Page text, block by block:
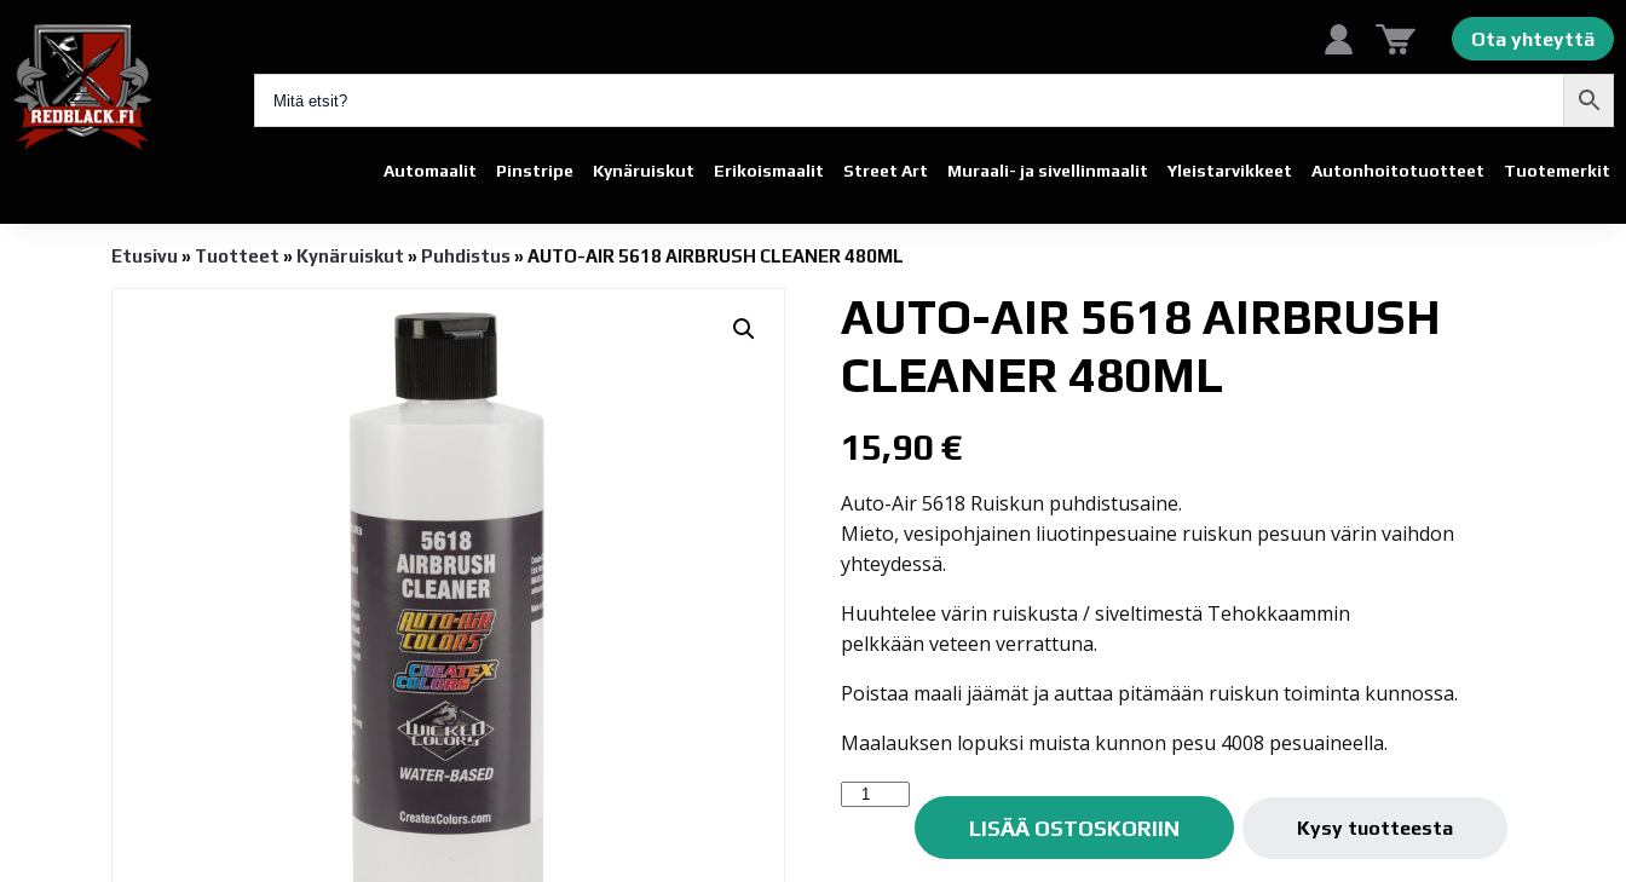
Ota yhteyttä
Automaalit Pinstripe Kynäruiskut Erikoismaalit Street Art Muraali- ja sivellinmaalit Yleistarvikkeet Autonhoito­tuotteet Tuotemerkit
Etusivu » Tuotteet » Kynäruiskut » Puhdistus» AUTO-AIR 5618 AIRBRUSH CLEANER 480ML
AUTO-AIR 5618 AIRBRUSH
CLEANER 480ML
15,90€
Auto-Air 5618 Ruiskun puhdistusaine.
Mieto, vesipohjainen liuotinpesuaine ruiskun pesuun värin vaihdon
yhteydessä.
Huuhtelee värin ruiskusta / siveltimestä Tehokkaammin
pelkkään veteen verrattuna.
Poistaa maali jäämät ja auttaa pitämään ruiskun toiminta kunnossa.
Maalauksen lopuksi muista kunnon pesu 4008 pesuaineella.
AUTO-
LISÄÄ OSTOSKORIIN Kysy tuotteesta